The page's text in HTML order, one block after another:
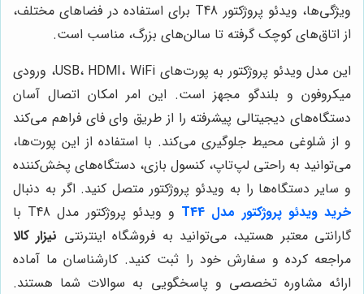
ویژگی‌ها، ویدئو پروژکتور T48 برای استفاده در فضاهای مختلف،
از اتاق‌های کوچک گرفته تا سالن‌های بزرگ، مناسب است.
این مدل ویدئو پروژکتور به پورت‌های USB، HDMI، WiFi، ورودی
میکروفون و بلندگو مجهز است. این امر امکان اتصال آسان
دستگاه‌های دیجیتالی پیشرفته را از طریق وای فای فراهم می‌کند
و از شلوغی محیط جلوگیری می‌کند. با استفاده از این پورت‌ها،
می‌توانید به راحتی لپ‌تاپ، کنسول بازی، دستگاه‌های پخش‌کننده
و سایر دستگاه‌ها را به ویدئو پروژکتور متصل کنید. اگر به دنبال
خرید ویدئو پروژکتور مدل T44
و ویدئو پروژکتور مدل T48 با
گارانتی معتبر هستید، می‌توانید به فروشگاه اینترنتی نیزار کالا
مراجعه کرده و سفارش خود را ثبت کنید. کارشناسان ما آماده
ارائه مشاوره تخصصی و پاسخگویی به سوالات شما هستند.